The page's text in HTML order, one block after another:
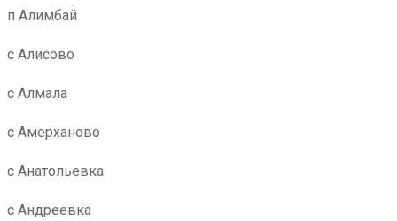
п Алимбай
с Алисово
с Алмала
с Амерханово
с Анатольевка
с Андреевка